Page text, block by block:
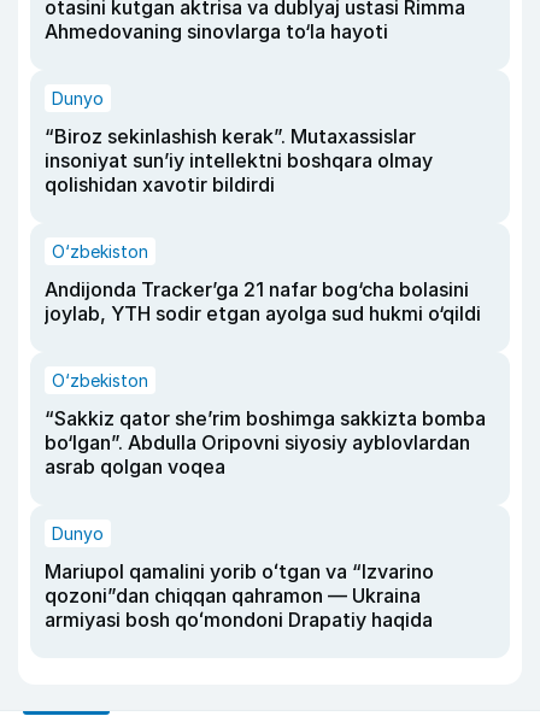
otasini kutgan aktrisa va dublyaj ustasi Rimma
Ahmedovaning sinovlarga to‘la hayoti
Dunyo
“Biroz sekinlashish kerak”. Mutaxassislar
insoniyat sun’iy intellektni boshqara olmay
qolishidan xavotir bildirdi
O‘zbekiston
Andijonda Tracker’ga 21 nafar bog‘cha bolasini
joylab, YTH sodir etgan ayolga sud hukmi o‘qildi
O‘zbekiston
“Sakkiz qator she’rim boshimga sakkizta bomba
bo‘lgan”. Abdulla Oripovni siyosiy ayblovlardan
asrab qolgan voqea
Dunyo
Mariupol qamalini yorib oʻtgan va “Izvarino
qozoni”dan chiqqan qahramon — Ukraina
armiyasi bosh qoʻmondoni Drapatiy haqida